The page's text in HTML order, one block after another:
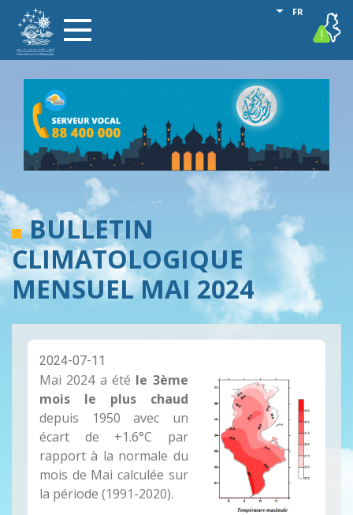
contenu
Toggle
navigation
FR
Lister les
vigilance
BULLETIN
CLIMATOLOGIQUE
MENSUEL MAI 2024
2024-07-11
Mai 2024 a été le 3ème
mois le plus chaud
depuis 1950 avec un
écart de +1.6°C par
rapport à la normale du
mois de Mai calculée sur
la période (1991-2020).